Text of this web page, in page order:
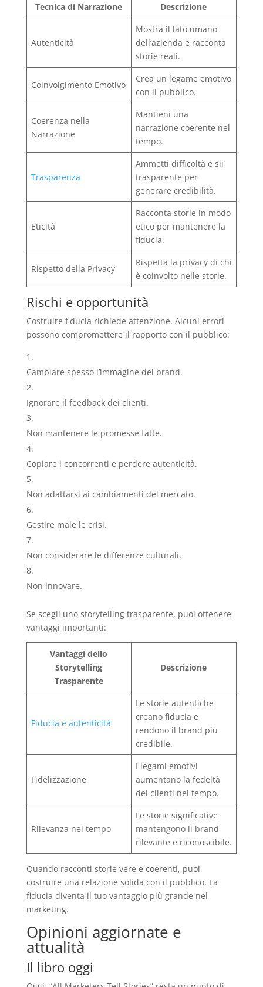
Tecnica di Narrazione Descrizione
Autenticità
Mostra il lato umano
dell’azienda e racconta
storie reali.
Coinvolgimento Emotivo
Crea un legame emotivo
con il pubblico.
Coerenza nella
Narrazione
Mantieni una
narrazione coerente nel
tempo.
Trasparenza
Ammetti difficoltà e sii
trasparente per
generare credibilità.
Eticità
Racconta storie in modo
etico per mantenere la
fiducia.
Rispetto della Privacy
Rispetta la privacy di chi
è coinvolto nelle storie.
Rischi e opportunità
Costruire fiducia richiede attenzione. Alcuni errori
possono compromettere il rapporto con il pubblico:
Cambiare spesso l’immagine del brand.
Ignorare il feedback dei clienti.
Non mantenere le promesse fatte.
Copiare i concorrenti e perdere autenticità.
Non adattarsi ai cambiamenti del mercato.
Gestire male le crisi.
Non considerare le differenze culturali.
Non innovare.
Se scegli uno storytelling trasparente, puoi ottenere
vantaggi importanti:
Vantaggi dello
Storytelling
Trasparente
Descrizione
Fiducia e autenticità
Le storie autentiche
creano fiducia e
rendono il brand più
credibile.
Fidelizzazione
I legami emotivi
aumentano la fedeltà
dei clienti nel tempo.
Rilevanza nel tempo
Le storie significative
mantengono il brand
rilevante e riconoscibile.
Quando racconti storie vere e coerenti, puoi
costruire una relazione solida con il pubblico. La
fiducia diventa il tuo vantaggio più grande nel
marketing.
Opinioni aggiornate e
attualità
Il libro oggi